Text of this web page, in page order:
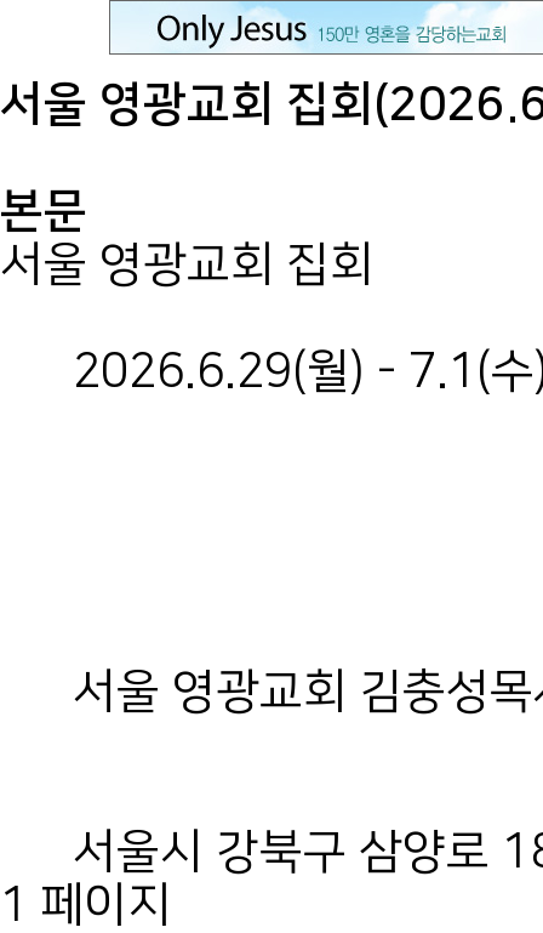
서울 영광교회 집회
본문
서울 영광교회 집회
2026.6.29(월) - 7.1(수
서울 영광교회 김충성
서울시 강북구 삼양로
1 페이지